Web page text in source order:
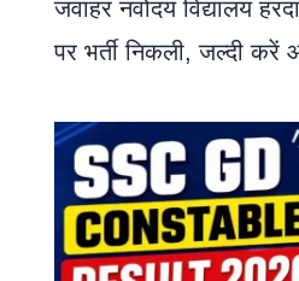
जवाहर नवोदय विद्यालय
पर भर्ती निकली, जल्दी करें